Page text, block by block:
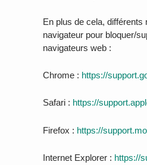
En plus de cela,
navigateur pour bloquer/
navigateurs web :
Chrome : https://
Safari : https://
Firefox : https://
Internet Explorer : https://